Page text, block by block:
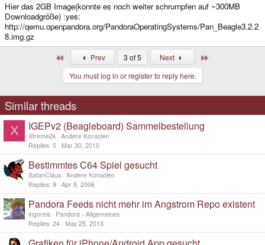
Hier das 2GB Image(konnte es noch weiter schrumpfen auf ~300MB
Downloadgröße) :yes:
http://qemu.openpandora.org/PandoraOperatingSystems/Pan_Beagle3.2.2
8.img.gz
Prev 3 of 5 Next
You must log in or register to reply here.
Similar threads
X IGEPv2 (Beagleboard) Sammelbestellung
Xtreme2k Andere Konsolen
Replies 0 Mar 30, 2010
Bestimmtes C64 Spiel gesucht
SatanClaus Andere Konsolen
Replies 9 Apr 9, 2006
Pandora Feeds nicht mehr im Angstrom Repo existent
ingoreis
Pandora - Allgemeines
Replies 24 May 25, 2013